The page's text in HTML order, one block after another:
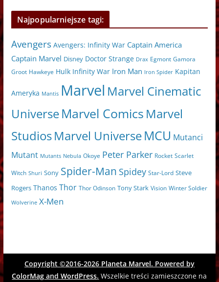
Najpopularniejsze tagi:
Avengers Avengers: Infinity War Captain America
Captain Marvel Disney Doctor Strange Drax Egmont Gamora
Groot Hawkeye Hulk Infinity War Iron Man Iron Spider Kapitan
Ameryka Mantis Marvel Marvel Cinematic
UniverseMarvel Comics Marvel
StudiosMarvel UniverseMCU Mutanci
Mutant Mutants Nebula Okoye Peter Parker Rocket Scarlet
Witch Shuri Sony Spider-Man Spidey Star-Lord Steve
Rogers Thanos Thor Thor Odinson Tony Stark Vision Winter Soldier
Wolverine X-Men
Copyright ©2016-2026 Planeta Marvel. Powered by
ColorMag andWordPress. Wszelkie treści zamieszczone na